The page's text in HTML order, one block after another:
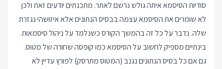
סודיות הסיסמא איתה גולש נרשם לאתר. מתכנתים יודעים זאת ולכן
לא שומרים את הסיסמא עצמה בבסיס הנתונים אלא איזושהי נגזרת
שלה. נדבר על כל זה בהמשך הקורס כשנלמד על ניהול סיסמאות.
בינתיים מספיק לחשוב על הסיסמא כמו קופסה שחורה של מטוס.
גם אם כל בסיס הנתונים נגנב (המטוס מתרסק) לפורץ עדיין לא